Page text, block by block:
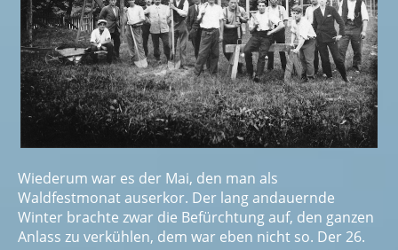
Wiederum war es der Mai, den man als
Waldfestmonat auserkor. Der lang andauernde
Winter brachte zwar die Befürchtung auf, den ganzen
Anlass zu verkühlen, dem war eben nicht so. Der 26.